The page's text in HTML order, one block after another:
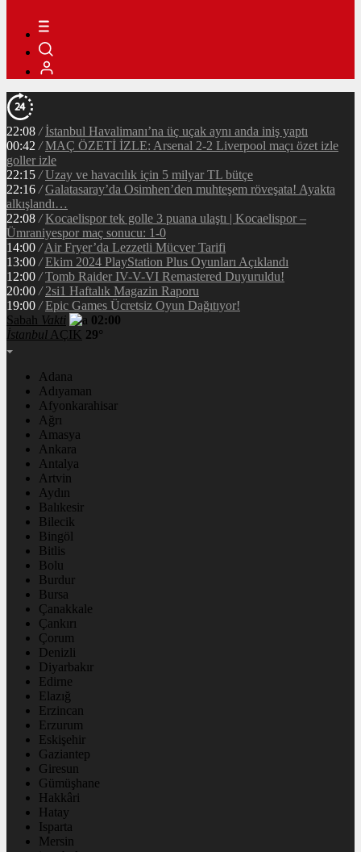
22:08 / İstanbul Havalimanı’na üç uçak aynı anda iniş yaptı
00:42 / MAÇ ÖZETİ İZLE: Arsenal 2-2 Liverpool maçı özet izle
goller izle
22:15 / Uzay ve havacılık için 5 milyar TL bütçe
22:16 / Galatasaray’da Osimhen’den muhteşem röveşata! Ayakta
alkışlandı…
22:08 / Kocaelispor tek golle 3 puana ulaştı | Kocaelispor –
Ümraniyespor maç sonucu: 1-0
14:00 / Air Fryer’da Lezzetli Mücver Tarifi
13:00 / Ekim 2024 PlayStation Plus Oyunları Açıklandı
12:00 / Tomb Raider IV-V-VI Remastered Duyuruldu!
20:00 / 2si1 Haftalık Magazin Raporu
19:00 / Epic Games Ücretsiz Oyun Dağıtıyor!
Sabah Vakti
02:00
İstanbul AÇIK 29°
Adana
Adıyaman
Afyonkarahisar
Ağrı
Amasya
Ankara
Antalya
Artvin
Aydın
Balıkesir
Bilecik
Bingöl
Bitlis
Bolu
Burdur
Bursa
Çanakkale
Çankırı
Çorum
Denizli
Diyarbakır
Edirne
Elazığ
Erzincan
Erzurum
Eskişehir
Gaziantep
Giresun
Gümüşhane
Hakkâri
Hatay
Isparta
Mersin